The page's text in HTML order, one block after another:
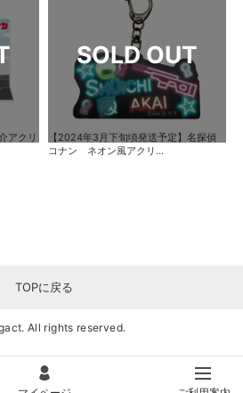
アクリ
【2024年3月下旬頃発送予定】名探偵
コナン ネオン風アクリ...
TOPに戻る
All rights reserved.